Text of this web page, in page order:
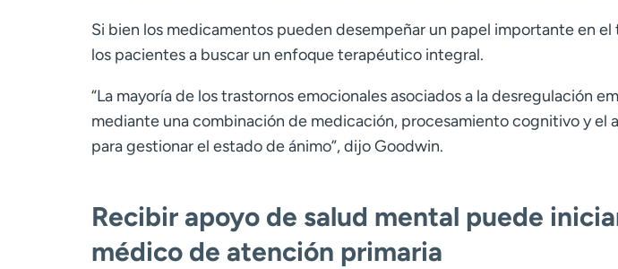
Si bien los medicamentos pueden desempeñar un papel importante en
los pacientes a buscar un enfoque terapéutico integral.
“La mayoría de los trastornos emocionales asociados a la desregulación
mediante una combinación de medicación, procesamiento cognitivo y el
para gestionar el estado de ánimo”, dijo Goodwin.
Recibir apoyo de salud mental puede
médico de atención primaria